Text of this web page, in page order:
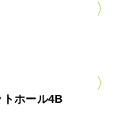
ホール4B